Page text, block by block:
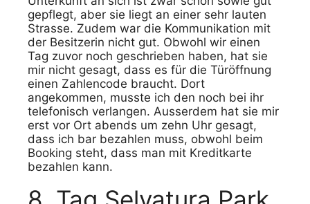
gepflegt, aber sie liegt an einer sehr lauten
Strasse. Zudem war die Kommunikation mit
der Besitzerin nicht gut. Obwohl wir einen
Tag zuvor noch geschrieben haben, hat sie
mir nicht gesagt, dass es für die Türöffnung
einen Zahlencode braucht. Dort
angekommen, musste ich den noch bei ihr
telefonisch verlangen. Ausserdem hat sie mir
erst vor Ort abends um zehn Uhr gesagt,
dass ich bar bezahlen muss, obwohl beim
Booking steht, dass man mit Kreditkarte
bezahlen kann.